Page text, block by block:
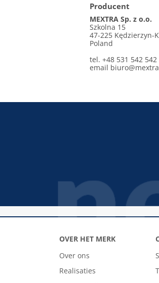
Producent
MEXTRA Sp. z o.o.
Szkolna 15
47-225 Kędzierzyn-
Poland
tel. +48 531 542 542
email
OVER HET MERK
Over ons
Realisaties